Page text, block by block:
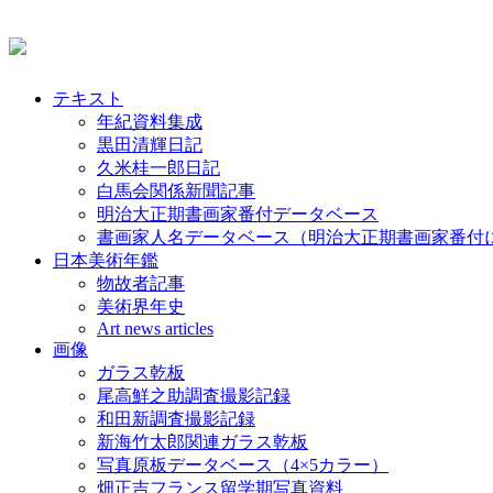
テキスト
年紀資料集成
黒田清輝日記
久米桂一郎日記
白馬会関係新聞記事
明治大正期書画家番付データベース
書画家人名データベース（明治大正期書画家番付
日本美術年鑑
物故者記事
美術界年史
Art news articles
画像
ガラス乾板
尾高鮮之助調査撮影記録
和田新調査撮影記録
新海竹太郎関連ガラス乾板
写真原板データベース（4×5カラー）
畑正吉フランス留学期写真資料